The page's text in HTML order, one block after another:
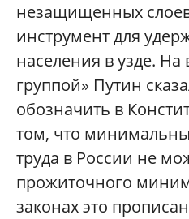
незащищенных
инструмент для
населения в узде. На
группой» Путин
обозначить в
том, что
труда в России не
прожиточного
законах это